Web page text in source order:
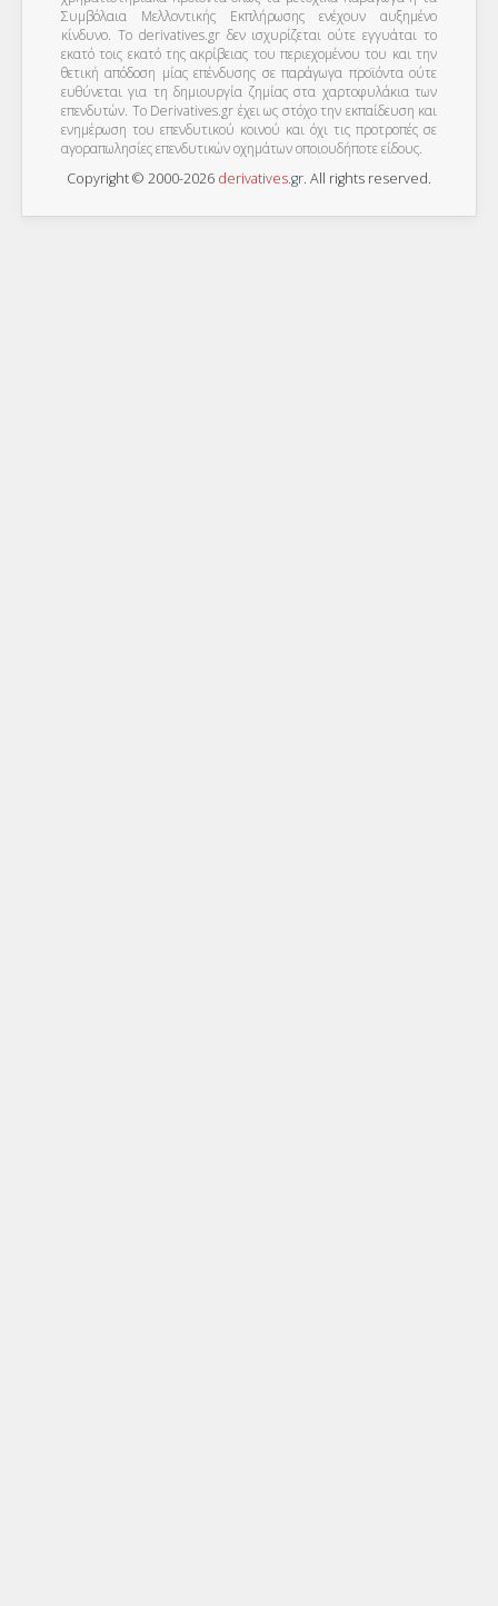
Συμβόλαια Μελλοντικής Εκπλήρωσης ενέχουν αυξημένο
κίνδυνο. Το derivatives.gr δεν ισχυρίζεται ούτε εγγυάται το
εκατό τοις εκατό της ακρίβειας του περιεχομένου του και την
θετική απόδοση μίας επένδυσης σε παράγωγα προϊόντα ούτε
ευθύνεται για τη δημιουργία ζημίας στα χαρτοφυλάκια των
επενδυτών. To Derivatives.gr έχει ως στόχο την εκπαίδευση και
ενημέρωση του επενδυτικού κοινού και όχι τις προτροπές σε
αγοραπωλησίες επενδυτικών οχημάτων οποιουδήποτε είδους.
Copyright © 2000-2026 derivatives.gr. All rights reserved.